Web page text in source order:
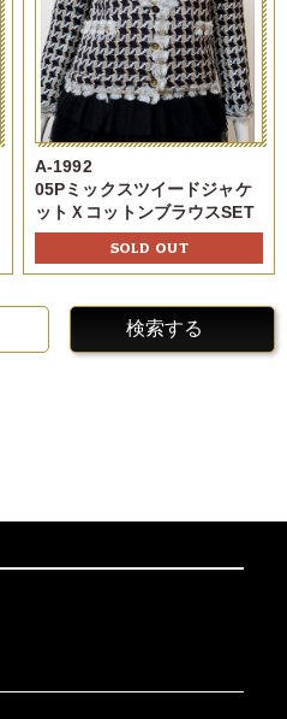
A-1992
05Pミックスツイードジャケ
ットＸコットンブラウスSET
SOLD OUT
検索する